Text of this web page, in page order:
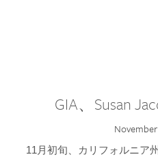
GIA、Susan
11月初旬、カリフォルニア